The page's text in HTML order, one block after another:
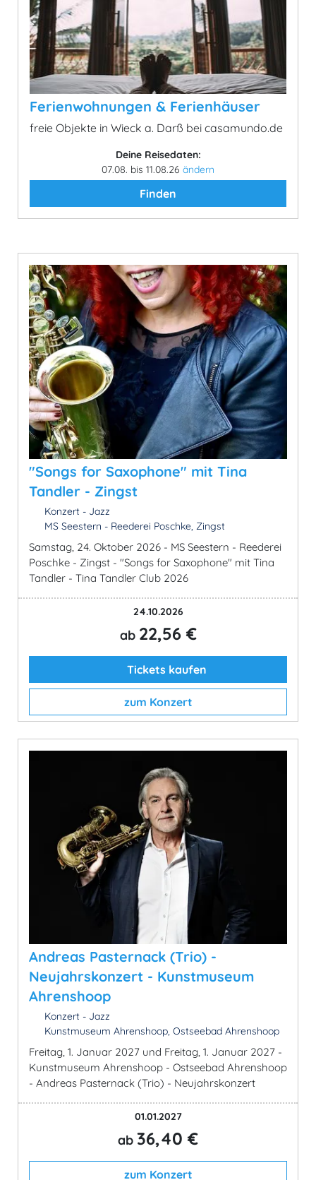
Ferienwohnungen & Ferienhäuser
freie Objekte in Wieck a. Darß bei casamundo.de
Deine Reisedaten:
07.08. bis 11.08.26 ändern
Finden
"Songs for Saxophone" mit Tina
Tandler - Zingst
Konzert - Jazz
MS Seestern - Reederei Poschke, Zingst
Samstag, 24. Oktober 2026 - MS Seestern - Reederei
Poschke - Zingst - "Songs for Saxophone" mit Tina
Tandler - Tina Tandler Club 2026
24.10.2026
ab 22,56 €
Tickets kaufen
zum Konzert
Andreas Pasternack (Trio) -
Neujahrskonzert - Kunstmuseum
Ahrenshoop
Konzert - Jazz
Kunstmuseum Ahrenshoop, Ostseebad Ahrenshoop
Freitag, 1. Januar 2027 und Freitag, 1. Januar 2027 -
Kunstmuseum Ahrenshoop - Ostseebad Ahrenshoop
- Andreas Pasternack (Trio) - Neujahrskonzert
01.01.2027
ab 36,40 €
zum Konzert